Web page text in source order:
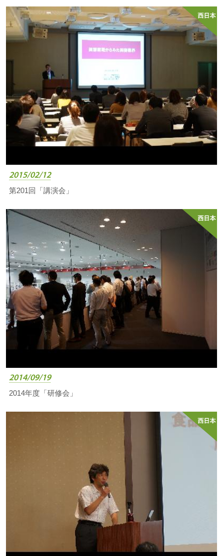
2015/02/12
第201回「講演会」
2014/09/19
2014年度「研修会」